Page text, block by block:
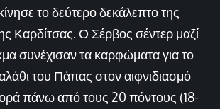
το δεύτερο δεκάλεπτο της
Καρδίτσας. Ο Σέρβος σέντερ μαζί
συνέχισαν τα καρφώματα για το
του Πάπας στον αιφνιδιασμό
πάνω από τους 20 πόντους (18-